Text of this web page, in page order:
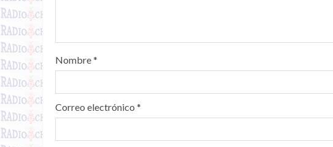
Nombre*
Correo electrónico *